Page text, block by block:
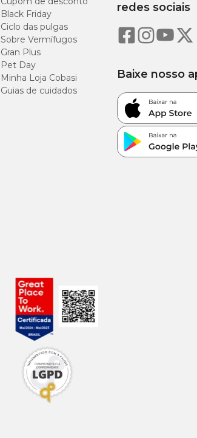
Black Friday
Ciclo das pulgas
Sobre Vermífugos
Gran Plus
Pet Day
Minha Loja Cobasi
Guias de cuidados
redes sociais
Baixe nosso